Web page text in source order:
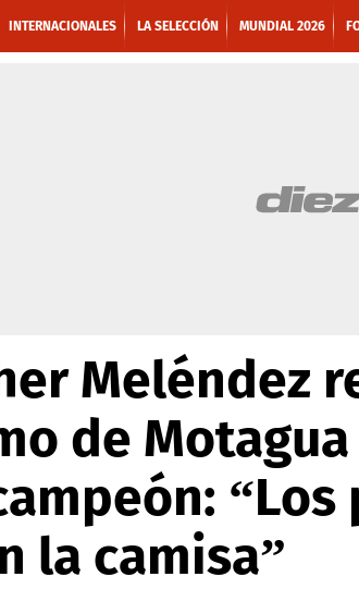
INTERNACIONALES LA SELECCIÓN MUNDIAL 2026
Meléndez
de
la camisa”